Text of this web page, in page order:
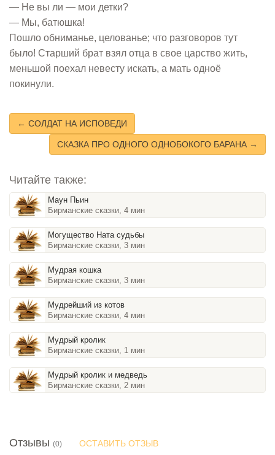
— Не вы ли — мои детки?
— Мы, батюшка!
Пошло обниманье, целованье; что разговоров тут
было! Старший брат взял отца в свое царство жить,
меньшой поехал невесту искать, а мать одноё
покинули.
← СОЛДАТ НА ИСПОВЕДИ
СКАЗКА ПРО ОДНОГО ОДНОБОКОГО БАРАНА →
Читайте также:
Маун Пьин
Бирманские сказки, 4 мин
Могущество Ната судьбы
Бирманские сказки, 3 мин
Мудрая кошка
Бирманские сказки, 3 мин
Мудрейший из котов
Бирманские сказки, 4 мин
Мудрый кролик
Бирманские сказки, 1 мин
Мудрый кролик и медведь
Бирманские сказки, 2 мин
Отзывы (0) ОСТАВИТЬ ОТЗЫВ